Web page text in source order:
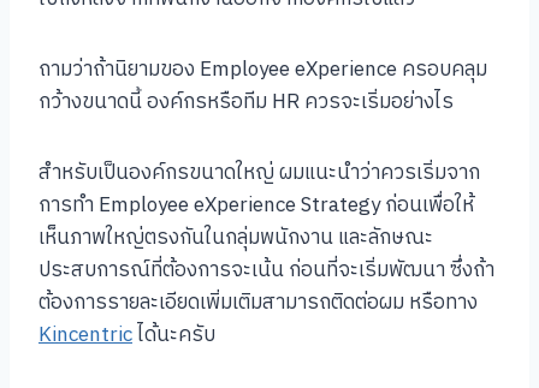
ถามว่าถ้านิยามของ Employee eXperience ครอบคลุม
กว้างขนาดนี้ องค์กรหรือทีม HR ควรจะเริ่มอย่างไร
สำหรับเป็นองค์กรขนาดใหญ่ ผมแนะนำว่าควรเริ่มจาก
การทำ Employee eXperience Strategy ก่อนเพื่อให้
เห็นภาพใหญ่ตรงกันในกลุ่มพนักงาน และลักษณะ
ประสบการณ์ที่ต้องการจะเน้น ก่อนที่จะเริ่มพัฒนา ซึ่งถ้า
ต้องการรายละเอียดเพิ่มเติมสามารถติดต่อผม หรือทาง
Kincentricได้นะครับ